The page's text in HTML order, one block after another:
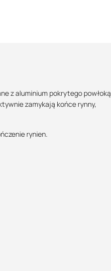
z aluminium pokrytego powłoką
zamykają końce rynny,
rynien.